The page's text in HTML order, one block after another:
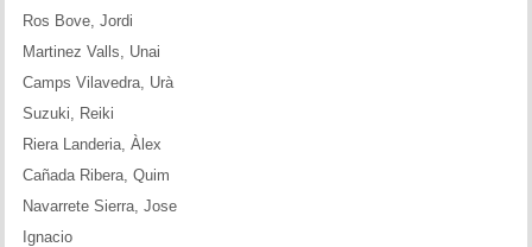
Ros Bove, Jordi
Martinez Valls, Unai
Camps Vilavedra, Urà
Suzuki, Reiki
Riera Landeria, Àlex
Cañada Ribera, Quim
Navarrete Sierra, Jose
Ignacio